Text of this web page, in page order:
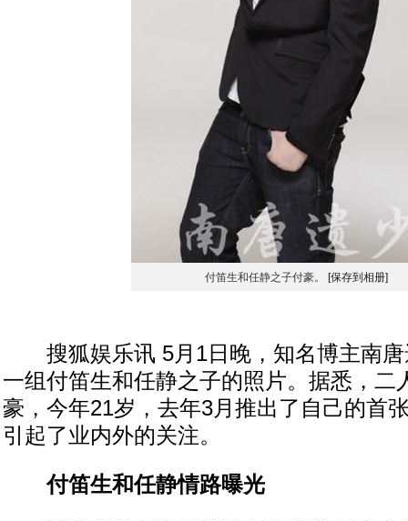
付笛生和任静之子付豪。 [保存到相册]
搜狐娱乐讯 5月1日晚，知名博主南唐
一组付笛生和任静之子的照片。据悉，二
豪，今年21岁，去年3月推出了自己的首
引起了业内外的关注。
付笛生和任静情路曝光